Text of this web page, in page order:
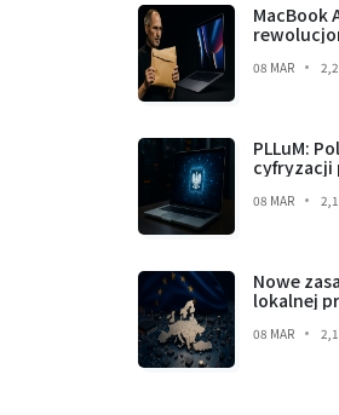
MacBook
08 MAR
PLLuM:
cyfryzacji
08 MAR
Nowe
lokalnej
08 MAR